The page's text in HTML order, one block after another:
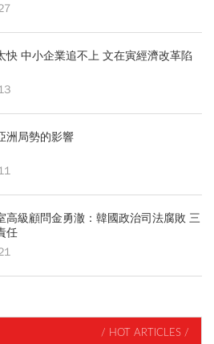
快 中小企業追不上 文在寅經濟改革陷
洲局勢的影響
高級顧問金勇澈：韓國政治司法腐敗 三
任
/ HOT ARTICLES /